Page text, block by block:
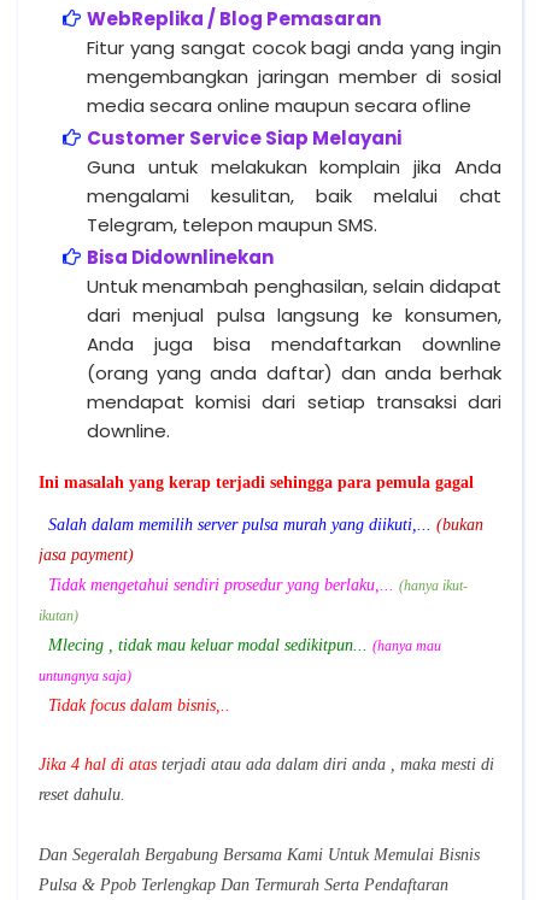
WebReplika / Blog Pemasaran
Fitur yang sangat cocok bagi anda yang ingin
mengembangkan jaringan member di sosial
media secara online maupun secara ofline
Customer Service Siap Melayani
Guna untuk melakukan komplain jika Anda
mengalami kesulitan, baik melalui chat
Telegram, telepon maupun SMS.
Bisa Didownlinekan
Untuk menambah penghasilan, selain didapat
dari menjual pulsa langsung ke konsumen,
Anda juga bisa mendaftarkan downline
(orang yang anda daftar) dan anda berhak
mendapat komisi dari setiap transaksi dari
downline.
Ini masalah yang kerap terjadi sehingga para pemula gagal
Salah dalam memilih server pulsa murah yang diikuti,...
(bukan
jasa payment)
Tidak mengetahui sendiri prosedur yang berlaku,... (hanya ikut-
ikutan)
Mlecing , tidak mau keluar modal sedikitpun...
(hanya mau
untungnya saja)
Tidak focus dalam bisnis,..
Jika 4 hal di atas terjadi atau ada dalam diri anda , maka mesti di
reset dahulu.
Dan Segeralah Bergabung Bersama Kami Untuk Memulai Bisnis
Pulsa & Ppob Terlengkap Dan Termurah Serta Pendaftaran